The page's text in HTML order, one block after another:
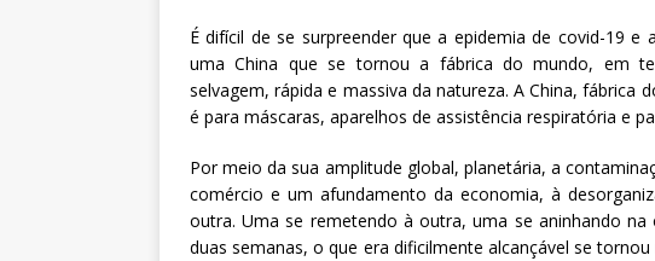
É difícil de se surpreender que a epidemia de covid-19
uma China que se tornou a fábrica do mundo, em
selvagem, rápida e massiva da natureza. A China,
é para máscaras, aparelhos de assistência respiratória e
Por meio da sua amplitude global, planetária, a
comércio e um afundamento da economia, à
outra. Uma se remetendo à outra, uma se aninhando
duas semanas, o que era dificilmente alcançável se